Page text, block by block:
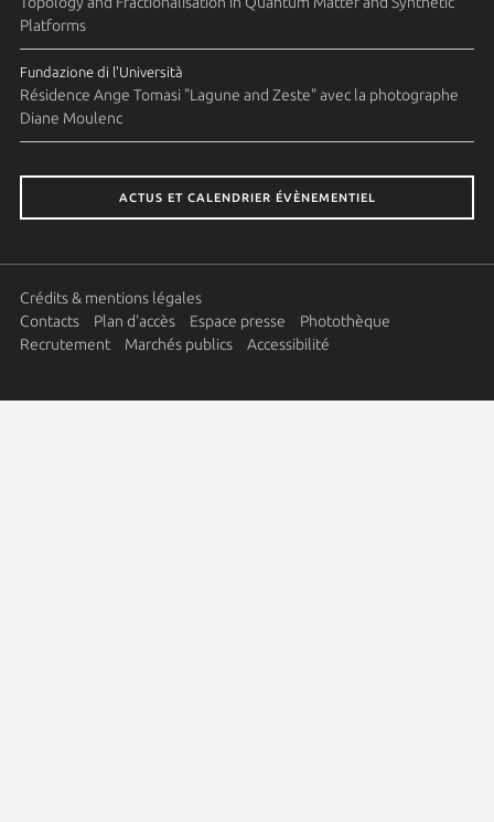
Platforms
Fundazione di l'Università
Résidence Ange Tomasi "Lagune and Zeste" avec la photographe
Diane Moulenc
ACTUS ET CALENDRIER ÉVÈNEMENTIEL
Crédits & mentions légales
Contacts
Plan d'accès Espace presse
Photothèque
Recrutement
Marchés publics Accessibilité